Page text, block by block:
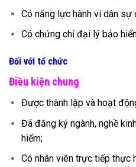
Có năng lực hành vi dân sự
Có chứng chỉ đại lý bảo
Đối với tổ chức
Điều kiện chung
Được thành lập và hoạt
Đã đăng ký ngành, nghề
hiểm;
Cónhân viên trực tiếp thực